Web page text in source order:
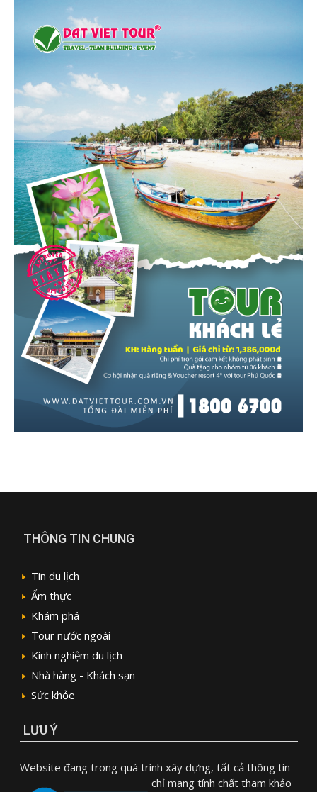
THÔNG TIN CHUNG
Tin du lịch
Ẩm thực
Khám phá
Tour nước ngoài
Kinh nghiệm du lịch
Nhà hàng - Khách sạn
Sức khỏe
LƯU Ý
Website đang trong quá trình xây dựng, tất cả thông tin
chỉ mang tính chất tham khảo